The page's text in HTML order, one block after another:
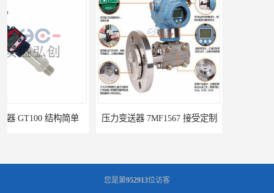
压力变送器 7MF1567 接受定制 压力变送器 ZPM213 按需定制
您是第952913位访客